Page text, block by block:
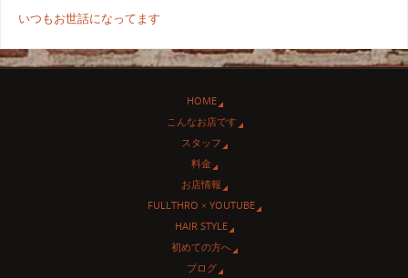
いつもお世話になってます
HOME
こんなお店です
スタッフ
料金
お店情報
FULLTHRO × YOUTUBE
HAIR STYLE
初めての方へ
ブログ